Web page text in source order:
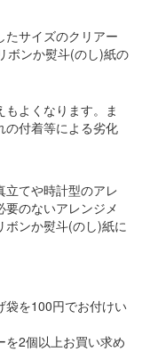
たサイズのクリアー
ボンか熨斗(のし)紙の
よくなります。ま
の付着等による劣化
立てや時計型のアレ
要のないアレンジメ
ボンか熨斗(のし)紙に
袋を100円でお付けい
を2個以上お買い求め